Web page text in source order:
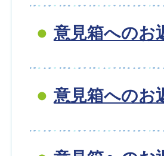
意見箱へのお
意見箱へのお